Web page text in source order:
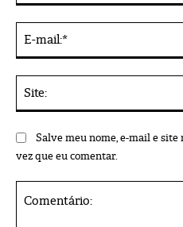
Salve meu nome, e-mail e
vez que eu comentar.